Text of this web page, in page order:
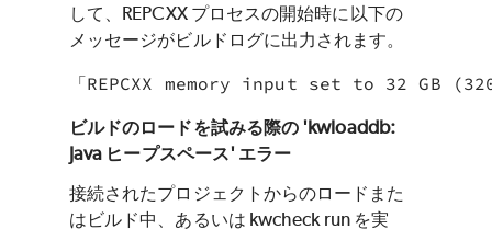
して、REPCXX プロセスの開始時に以下の
メッセージがビルドログに出力されます。
「REPCXX memory input set to 32 GB
ビルドのロードを試みる際の 'kwloaddb:
Java ヒープスペース' エラー
接続されたプロジェクトからのロードまた
はビルド中、あるいは kwcheck run を実